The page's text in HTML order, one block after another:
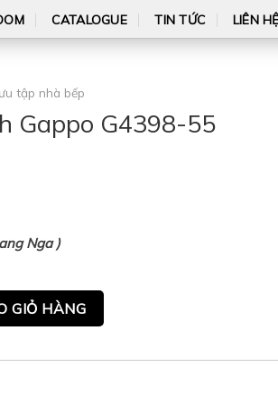
CATALOGUE TIN TỨC LIÊN HỆ
tập nhà bếp
Gappo G4398-55
Nga )
55 quantity
GIỎ HÀNG